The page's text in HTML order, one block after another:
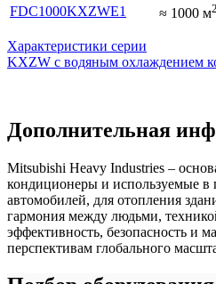
FDC1000KXZWE1
≈ 1000 м2
Характеристики серии
KXZW с водяным охлаждением
Дополнительная
Mitsubishi Heavy Industries –
кондиционеры и используемые в
автомобилей, для отопления
гармония между людьми,
эффективность, безопасность и
перспективам глобального